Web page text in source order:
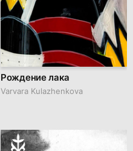
Рождение лака
Varvara Kulazhenkova